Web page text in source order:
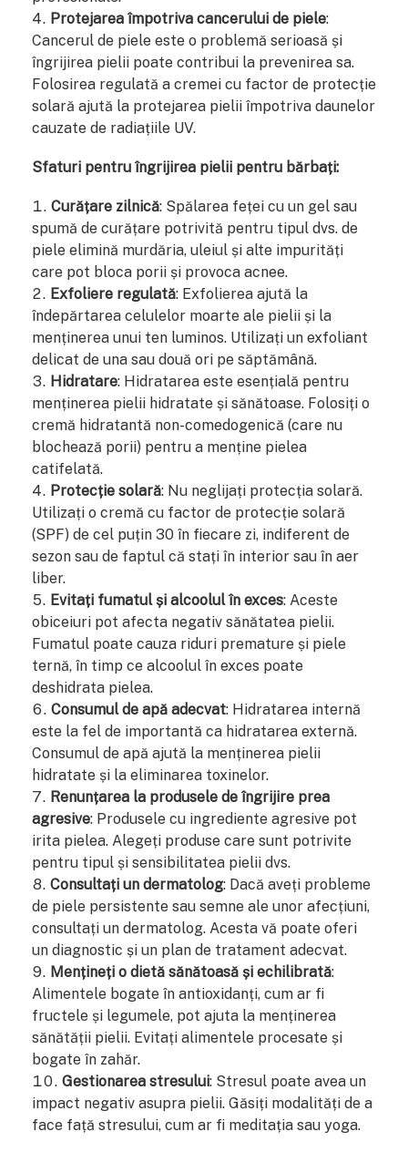
Protejarea împotriva cancerului de piele:
Cancerul de piele este o problemă serioasă și
îngrijirea pielii poate contribui la prevenirea sa.
Folosirea regulată a cremei cu factor de protecție
solară ajută la protejarea pielii împotriva daunelor
cauzate de radiațiile UV.
Sfaturi pentru îngrijirea pielii pentru bărbați:
Curățare zilnică: Spălarea feței cu un gel sau
spumă de curățare potrivită pentru tipul dvs. de
piele elimină murdăria, uleiul și alte impurități
care pot bloca porii și provoca acnee.
Exfoliere regulată: Exfolierea ajută la
îndepărtarea celulelor moarte ale pielii și la
menținerea unui ten luminos. Utilizați un exfoliant
delicat de una sau două ori pe săptămână.
Hidratare: Hidratarea este esențială pentru
menținerea pielii hidratate și sănătoase. Folosiți o
cremă hidratantă non-comedogenică (care nu
blochează porii) pentru a menține pielea
catifelată.
Protecție solară: Nu neglijați protecția solară.
Utilizați o cremă cu factor de protecție solară
(SPF) de cel puțin 30 în fiecare zi, indiferent de
sezon sau de faptul că stați în interior sau în aer
liber.
Evitați fumatul și alcoolul în exces: Aceste
obiceiuri pot afecta negativ sănătatea pielii.
Fumatul poate cauza riduri premature și piele
ternă, în timp ce alcoolul în exces poate
deshidrata pielea.
Consumul de apă adecvat: Hidratarea internă
este la fel de importantă ca hidratarea externă.
Consumul de apă ajută la menținerea pielii
hidratate și la eliminarea toxinelor.
Renunțarea la produsele de îngrijire prea
agresive: Produsele cu ingrediente agresive pot
irita pielea. Alegeți produse care sunt potrivite
pentru tipul și sensibilitatea pielii dvs.
Consultați un dermatolog: Dacă aveți probleme
de piele persistente sau semne ale unor afecțiuni,
consultați un dermatolog. Acesta vă poate oferi
un diagnostic și un plan de tratament adecvat.
Mențineți o dietă sănătoasă și echilibrată:
Alimentele bogate în antioxidanți, cum ar fi
fructele și legumele, pot ajuta la menținerea
sănătății pielii. Evitați alimentele procesate și
bogate în zahăr.
Gestionarea stresului: Stresul poate avea un
impact negativ asupra pielii. Găsiți modalități de a
face față stresului, cum ar fi meditația sau yoga.